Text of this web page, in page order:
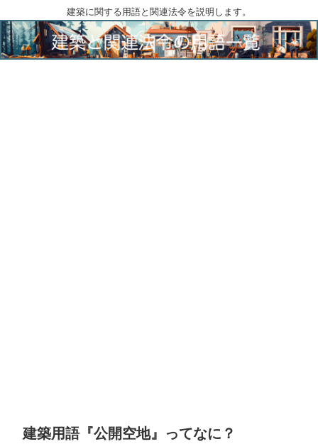
建築に関する用語と関連法令を説明します。
建築用語『公開空地』ってなに？